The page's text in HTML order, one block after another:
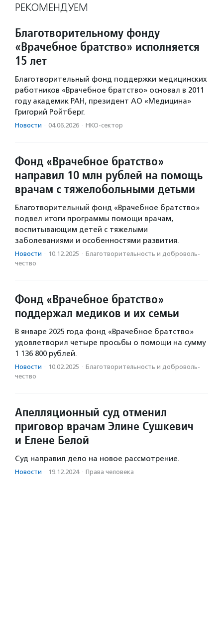
РЕКОМЕНДУЕМ
Благотворительному фонду
«Врачебное братство» исполняется
15 лет
Благотворительный фонд поддержки медицинских
работников «Врачебное братство» основал в 2011
году академик РАН, президент АО «Медицина»
Григорий Ройтберг.
Новости · 04.06.2026 · НКО-сектор
Фонд «Врачебное братство»
направил 10 млн рублей на помощь
врачам с тяжелобольными детьми
Благотворительный фонд «Врачебное братство»
подвел итоги программы помощи врачам,
воспитывающим детей с тяжелыми
заболеваниями и особенностями развития.
Новости · 10.12.2025 · Благотвори­тель­ность и доброволь­
чест­во
Фонд «Врачебное братство»
поддержал медиков и их семьи
В январе 2025 года фонд «Врачебное братство»
удовлетворил четыре просьбы о помощи на сумму
1 136 800 рублей.
Новости · 10.02.2025 · Благотвори­тель­ность и доброволь­
чест­во
Апелляционный суд отменил
приговор врачам Элине Сушкевич
и Елене Белой
Суд направил дело на новое рассмотрение.
Новости · 19.12.2024 · Права человека